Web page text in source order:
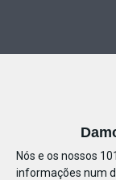
Nós e os nossos
informações num